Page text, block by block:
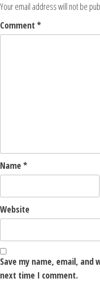
Your email address will not be
Comment *
Name *
Website
Save my name, email,
next time I comment.